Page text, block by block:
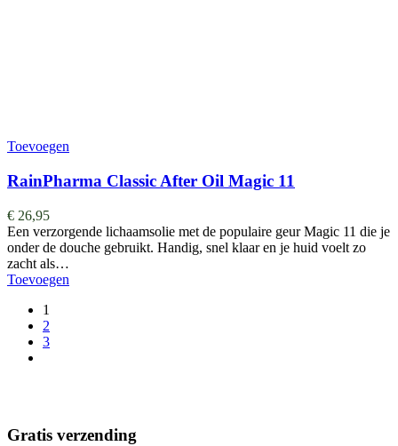
Toevoegen
RainPharma Classic After Oil Magic 11
€ 26,95
Een verzorgende lichaamsolie met de populaire geur Magic 11 die je
onder de douche gebruikt. Handig, snel klaar en je huid voelt zo
zacht als…
Toevoegen
1
2
3
Gratis verzending